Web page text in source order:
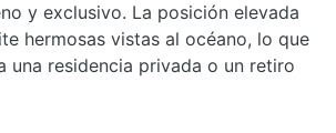
y exclusivo. La posición elevada
hermosas vistas al océano, lo que
una residencia privada o un retiro